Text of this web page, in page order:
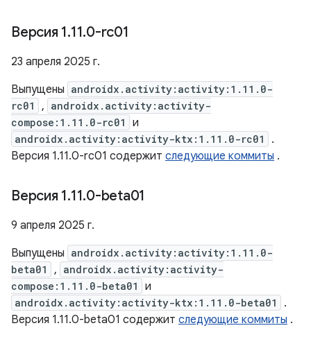
Версия 1.11.0-rc01
23 апреля 2025 г.
Выпущены androidx.activity:activity:1.11.0-
rc01
, androidx.activity:activity-
compose:1.11.0-rc01
и
androidx.activity:activity-ktx:1.11.0-rc01
.
Версия 1.11.0-rc01 содержит следующие коммиты .
Версия 1.11.0-beta01
9 апреля 2025 г.
Выпущены androidx.activity:activity:1.11.0-
beta01
, androidx.activity:activity-
compose:1.11.0-beta01
и
androidx.activity:activity-ktx:1.11.0-beta01
.
Версия 1.11.0-beta01 содержит следующие коммиты .